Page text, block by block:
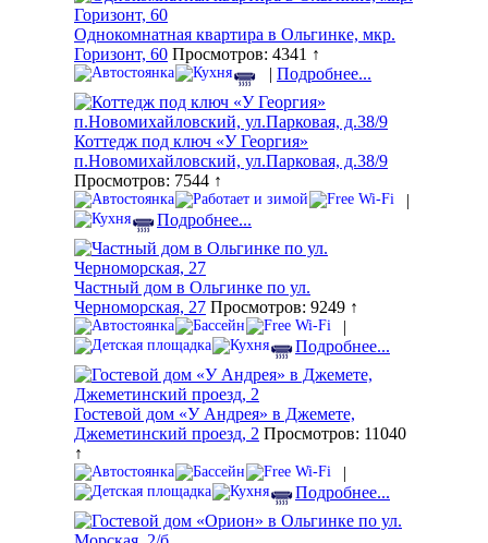
Однокомнатная квартира в Ольгинке, мкр.
Горизонт, 60 Просмотров: 4341 ↑
| Подробнее...
Коттедж под ключ «У Георгия»
п.Новомихайловский, ул.Парковая, д.38/9
Просмотров: 7544 ↑
|
Подробнее...
Частный дом в Ольгинке по ул.
Черноморская, 27 Просмотров: 9249 ↑
|
Подробнее...
Гостевой дом «У Андрея» в Джемете,
Джеметинский проезд, 2 Просмотров: 11040
↑
|
Подробнее...